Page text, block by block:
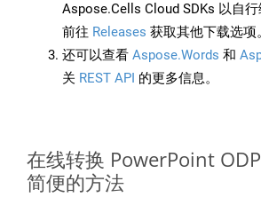
Aspose.Cells Cloud SDKs 以自
前往 Releases 获取其他下载选项。
还可以查看 Aspose.Words 和
关 REST API 的更多信息。
在线转换 PowerPoint
简便的方法